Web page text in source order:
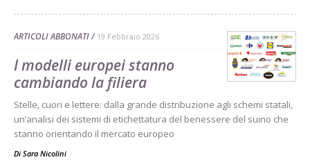
ARTICOLI ABBONATI 19 Febbraio 2026
I modelli europei stanno
cambiando la filiera
Stelle, cuori e lettere: dalla grande distribuzione agli schemi statali,
un’analisi dei sistemi di etichettatura del benessere del suino che
stanno orientando il mercato europeo
Di Sara Nicolini -